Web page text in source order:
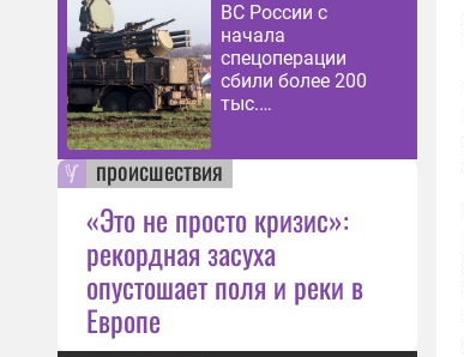
ВС России с
начала
спецоперации
сбили более 200
тыс.
происшествия
«Это не просто кризис»:
рекордная засуха
опустошает поля и реки в
Европе